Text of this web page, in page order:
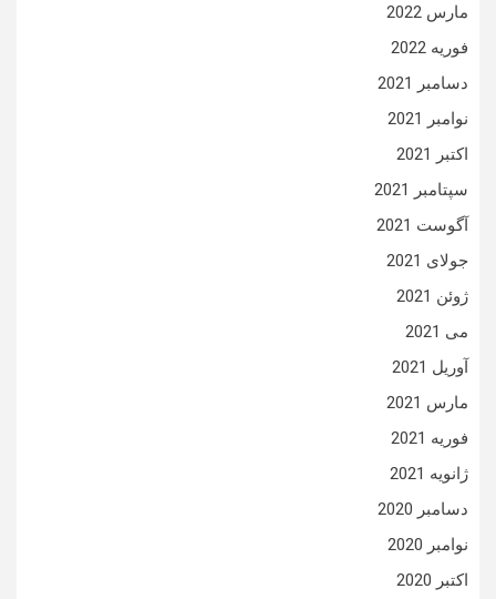
مارس 2022
فوریه 2022
دسامبر 2021
نوامبر 2021
اکتبر 2021
سپتامبر 2021
آگوست 2021
جولای 2021
ژوئن 2021
می 2021
آوریل 2021
مارس 2021
فوریه 2021
ژانویه 2021
دسامبر 2020
نوامبر 2020
اکتبر 2020